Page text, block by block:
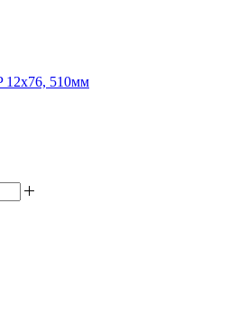
12x76, 510мм